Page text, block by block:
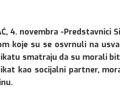
4. novembra -Predstavnici
koje su se osvrnuli na
smatraju da su morali
kao socijalni partner,